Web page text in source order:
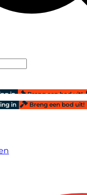
in Breng een bod uit!
in
Breng een bod uit!